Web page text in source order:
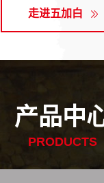
走进五加白
产品中
PRODUCTS